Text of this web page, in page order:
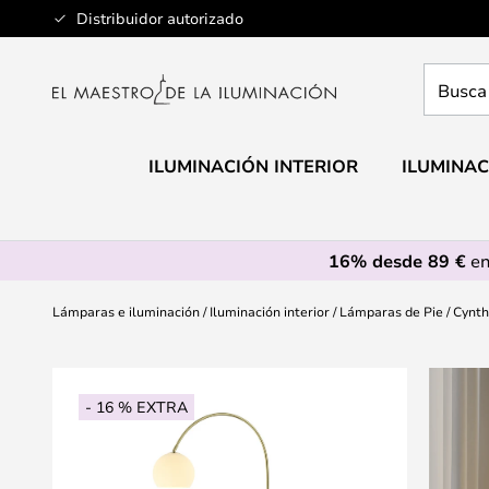
Distribuidor autorizado
Ir
al
aquí
ILUMINACIÓN INTERIOR
16% desde 89 €
Lámparas e iluminación Iluminación interior Lámparas de Pie
- 16 % EXTRA